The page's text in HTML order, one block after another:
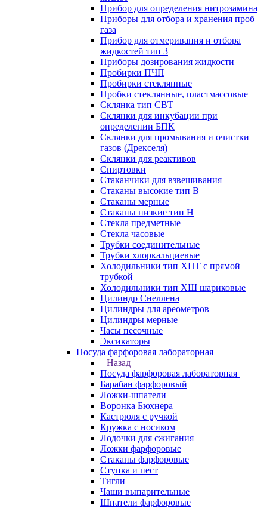
Прибор для определения нитрозамина
Приборы для отбора и хранения проб
газа
Прибор для отмеривания и отбора
жидкостей тип 3
Приборы дозирования жидкости
Пробирки ПЧП
Пробирки стеклянные
Пробки стеклянные, пластмассовые
Склянка тип СВТ
Склянки для инкубации при
определении БПК
Склянки для промывания и очистки
газов (Дрекселя)
Склянки для реактивов
Спиртовки
Стаканчики для взвешивания
Стаканы высокие тип В
Стаканы мерные
Стаканы низкие тип Н
Стекла предметные
Стекла часовые
Трубки соединительные
Трубки хлоркальциевые
Холодильники тип ХПТ с прямой
трубкой
Холодильники тип ХШ шариковые
Цилиндр Снеллена
Цилиндры для ареометров
Цилиндры мерные
Часы песочные
Эксикаторы
Посуда фарфоровая лабораторная
Назад
Посуда фарфоровая лабораторная
Барабан фарфоровый
Ложки-шпатели
Воронка Бюхнера
Кастрюля с ручкой
Кружка с носиком
Лодочки для сжигания
Ложки фарфоровые
Стаканы фарфоровые
Ступка и пест
Тигли
Чаши выпарительные
Шпатели фарфоровые